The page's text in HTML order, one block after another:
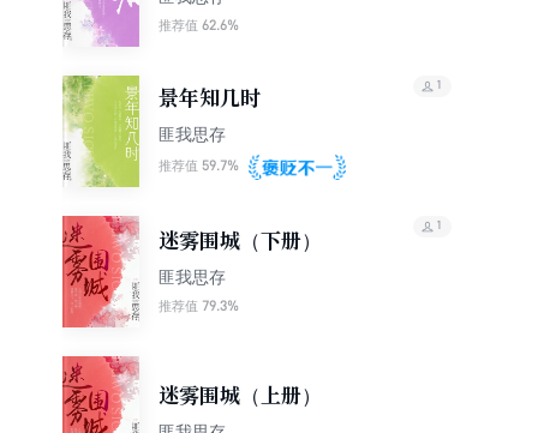
推荐值 62.6%
景年知几时
匪我思存
推荐值 59.7%
1
迷雾围城（下册）
匪我思存
推荐值 79.3%
1
迷雾围城（上册）